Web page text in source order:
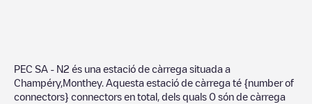
PEC SA - N2 és una estació de càrrega situada a
Champéry, Monthey. Aquesta estació de càrrega té {number of
connectors} connectors en total, dels quals 0 són de càrrega